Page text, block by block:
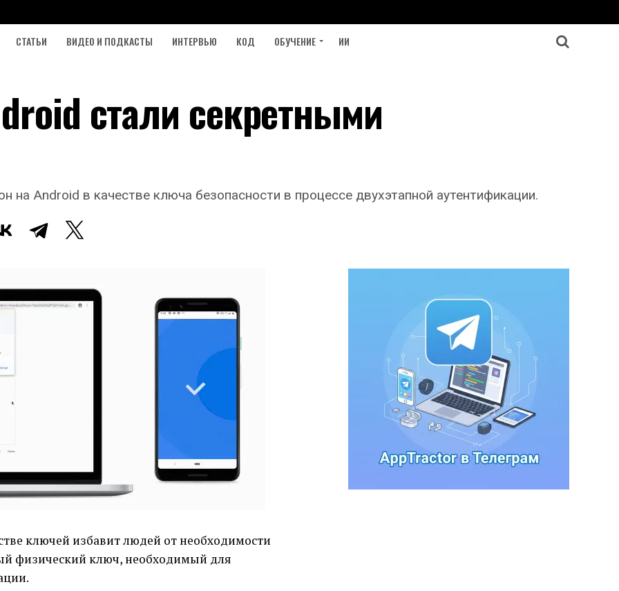
СТАТЬИ ВИДЕО И ПОДКАСТЫ ИНТЕРВЬЮ КОД ОБУЧЕНИЕ ИИ
стали секретными
на Android в качестве ключа безопасности в процессе двухэтапной аутентификации.
ключей избавит людей от необходимости
физический ключ, необходимый для